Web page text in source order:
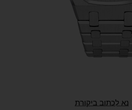
נא לכתוב ביקורת